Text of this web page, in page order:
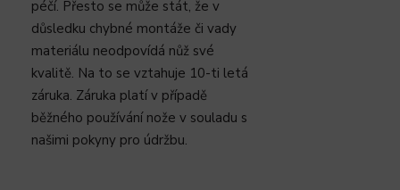
péčí. Přesto se může stát, že v
důsledku chybné montáže či vady
materiálu neodpovídá nůž své
kvalitě. Na to se vztahuje 10-ti letá
záruka. Záruka platí v případě
běžného používání nože v souladu s
našimi pokyny pro údržbu.